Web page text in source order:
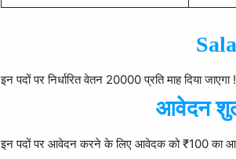
इन पदों पर निर्धारित वेतन 20000 प्रति माह दिया जाएगा !
आवेदन
इन पदों पर आवेदन करने के लिए आवेदक को ₹100 का